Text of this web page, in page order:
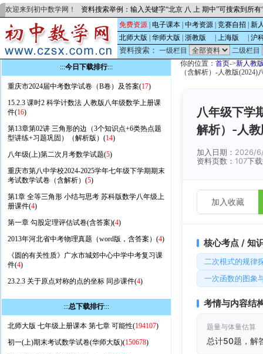
欢迎来到初中数学网！ 资料搜索举例：输入关键字“北京 八 上 期中”可搜索到所
免费资源 电子课本 中考资源 竞赛自招
新
北师大版
华师大版 浙教版 上海版 沪
资料搜索： 一级栏目
二级栏目
:::今日下载排行:::
重庆市2024届中考数学试卷（B卷）及答案(17)
15.2.3 课时2 科学计数法 人教版八年级数学上册课
件(16)
第13章第02讲 三角形的边（3个知识点+6类热点题
型讲练+习题巩固）（解析版）(14)
八年级(上)第二次月考数学试题(5)
重庆市第八中学校2024-2025学年七年级下学期期末
考试数学试卷（含解析）(5)
第1章 全等三角形 小结与思考 苏科版数学八年级上
册课件(4)
第一章 勾股定理评估试卷(含答案)(4)
2013年河北省中考物理真题（word版，含答案）(4)
《圆的有关性质》广水市城郊中心中学中考复习课
件(4)
23.2.3 关于原点对称的点的坐标 同步课件(4)
:::总下载排行:::
北师大版 七年级上册课本 第七章 可能性(194107)
初一(上)期末考试数学试卷(华师大版)(150678)
你的位置： 首页->新人教
（含解析）-人教版(2024)
八年级下学
解析）-人
加入日期： 2026/
资料页数： 107下
加入收藏
核心考点 / 知
二次根式的规律
一次函数的图象
考情与内容结
题量与体量估算
总计50题，解